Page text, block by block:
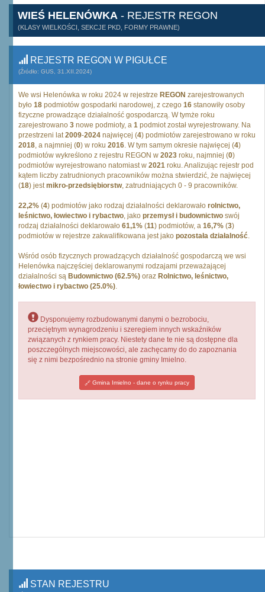
WIEŚ HELENÓWKA - REJESTR REGON
(KLASY WIELKOŚCI, SEKCJE PKD, FORMY PRAWNE)
REJESTR REGON W PIGUŁCE
(Źródło: GUS, 31.XII.2024)
We wsi Helenówka w roku 2024 w rejestrze REGON zarejestrowanych
było 18 podmiotów gospodarki narodowej, z czego 16 stanowiły osoby
fizyczne prowadzące działalność gospodarczą. W tymże roku
zarejestrowano 3 nowe podmioty, a 1 podmiot został wyrejestrowany. Na
przestrzeni lat2009-2024 najwięcej (4) podmiotów zarejestrowano w roku
2018, a najmniej (0) w roku 2016. W tym samym okresie najwięcej (4)
podmiotów wykreślono z rejestru REGON w 2023 roku, najmniej (0)
podmiotów wyrejestrowano natomiast w 2021 roku. Analizując rejestr pod
kątem liczby zatrudnionych pracowników można stwierdzić, że najwięcej
(18) jestmikro-przedsiębiorstw, zatrudniających 0 - 9 pracowników.
22,2% (4) podmiotów jako rodzaj działalności deklarowało rolnictwo,
leśnictwo, łowiectwo i rybactwo, jako przemysł i budownictwo swój
rodzaj działalności deklarowało 61,1% (11) podmiotów, a 16,7% (3)
podmiotów w rejestrze zakwalifikowana jest jako pozostała działalność.
Wśród osób fizycznych prowadzących działalność gospodarczą we wsi
Helenówka najczęściej deklarowanymi rodzajami przeważającej
działalności są Budownictwo (62.5%) oraz Rolnictwo, leśnictwo,
łowiectwo i rybactwo (25.0%).
Dysponujemy rozbudowanymi danymi o bezrobociu,
przeciętnym wynagrodzeniu i szeregiem innych wskaźników
związanych z rynkiem pracy. Niestety dane te nie są dostępne dla
poszczególnych miejscowości, ale zachęcamy do do zapoznania
się z nimi bezpośrednio na stronie gminy Imielno.
Gmina Imielno - dane o rynku pracy
STAN REJESTRU